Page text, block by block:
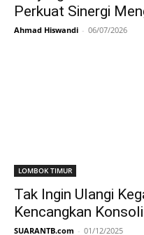
Perkuat Sinergi
Ahmad Hiswandi - 06/07/2026
LOMBOK TIMUR
Tak Ingin Ulangi
Kencangkan
SUARANTB.com - 01/12/2025